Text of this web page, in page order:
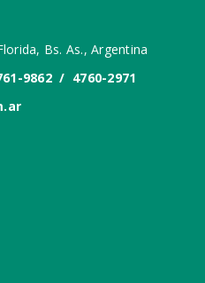
Bs. As., Argentina
9862 / 4760-2971